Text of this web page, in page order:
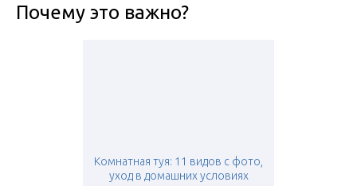
Почему это важно?
Комнатная туя: 11 видов с фото,
уход в домашних условиях